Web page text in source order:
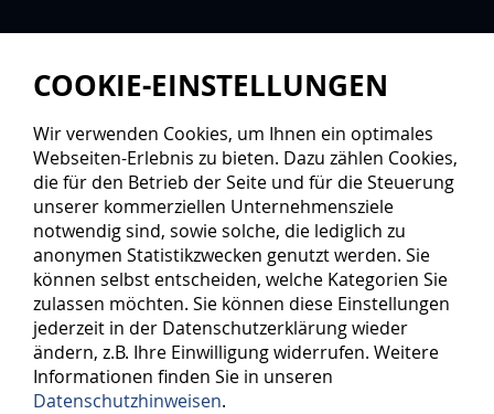
COOKIE-EINSTELLUNGEN
Wir verwenden Cookies, um Ihnen ein optimales
Webseiten-Erlebnis zu bieten. Dazu zählen Cookies,
die für den Betrieb der Seite und für die Steuerung
unserer kommerziellen Unternehmensziele
notwendig sind, sowie solche, die lediglich zu
anonymen Statistikzwecken genutzt werden. Sie
können selbst entscheiden, welche Kategorien Sie
zulassen möchten. Sie können diese Einstellungen
jederzeit in der Datenschutzerklärung wieder
ändern, z.B. Ihre Einwilligung widerrufen. Weitere
Informationen finden Sie in unseren
Datenschutzhinweisen.